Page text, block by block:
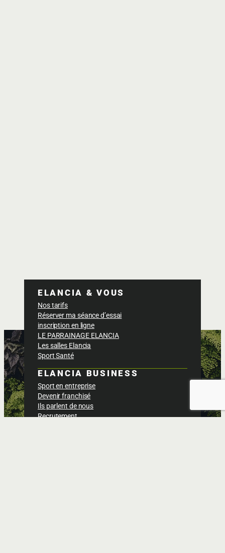
ELANCIA & VOUS
Nos tarifs
Réserver ma séance d’essai
inscription en ligne
LE PARRAINAGE ELANCIA
Les salles Elancia
Sport Santé
ELANCIA BUSINESS
Sport en entreprise
Devenir franchisé
Ils parlent de nous
Recrutement